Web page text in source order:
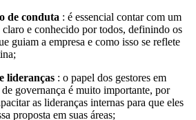
de conduta : é essencial contar com um
e conhecido por todos, definindo os
guiam a empresa e como isso se reflete
lideranças : o papel dos gestores em
governança é muito importante, por
as lideranças internas para que eles
proposta em suas áreas;